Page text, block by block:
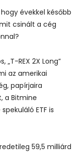
évekkel később
csinált a cég
REX 2X Long”
az amerikai
papírjaira
a Bitmine
ETF is
59,5 milliárd